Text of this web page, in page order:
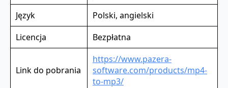
Język
Polski, angielski
Licencja
Bezpłatna
Link do pobrania
https://www.pazera-
software.com/products/mp4-
to-mp3/